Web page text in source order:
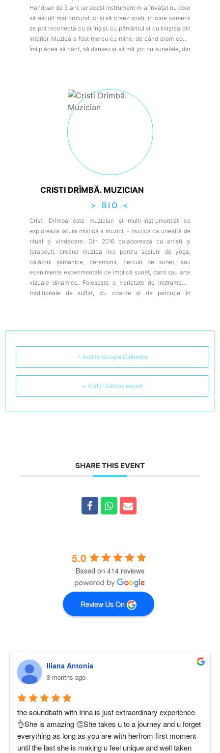
Handpan de 5 ani, iar acest instrument m-a învățat nu doar
să ascult mai profund, ci și să creez spații în care oamenii
se pot reconecta cu ei înșiși, cu pământul și cu liniștea din
interior. Muzica a fost mereu cu mine, de când eram copil.
Îmi plăcea să cânt, să dansez și să mă joc cu sunetele, dar
muzica nu trebuie să fie despre performanță sau
perfecțiune – ci despre vindecare, libertate și conexiune. O
să îți arăt și ție asta.
CRISTI DRÎMBĂ. MUZICIAN
> BIO <
Cristi Drîmbă este muzician și multi-instrumentist ce
exploreaza latura mistică a muzicii - muzica ca unealtă de
ritual și vindecare. Din 2016 colaborează cu artiști și
terapeuți, creând muzică live pentru sesiuni de yoga,
călătorii șamanice, ceremonii, cercuri de sunet, sau
evenimente experimentale ce implică sunet, dans sau arte
vizuale dinamice. Folosește o varietate de instrumente
tradiționale de suflat, cu coarde și de percuție în
+ Add to Google Calendar
+ iCal / Outlook export
SHARE THIS EVENT
5.0
Based on 414 reviews
Review Us On
Iliana Antonia
3 months ago
the soundbath with Irina is just extraordinary experience
👌She is amazing 👏She takes u to a journey and u forget
everything as long as you are with herfrom first moment
until the last she is making u feel unique and well taken